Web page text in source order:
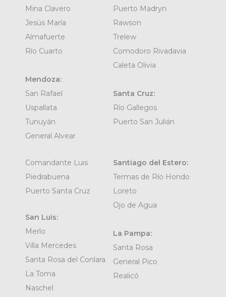
Mina Clavero
Jesús María
Almafuerte
Río Cuarto
Mendoza:
San Rafael
Uspallata
Tunuyán
General Alvear
Puerto Madryn
Rawson
Trelew
Comodoro Rivadavia
Caleta Olivia
Santa Cruz:
Río Gallegos
Puerto San Julián
Comandante Luis
Piedrabuena
Puerto Santa Cruz
San Luis:
Merlo
Villa Mercedes
Santa Rosa del Conlara
La Toma
Naschel
Santiago del Estero:
Termas de Río Hondo
Loreto
Ojo de Agua
La Pampa:
Santa Rosa
General Pico
Realicó